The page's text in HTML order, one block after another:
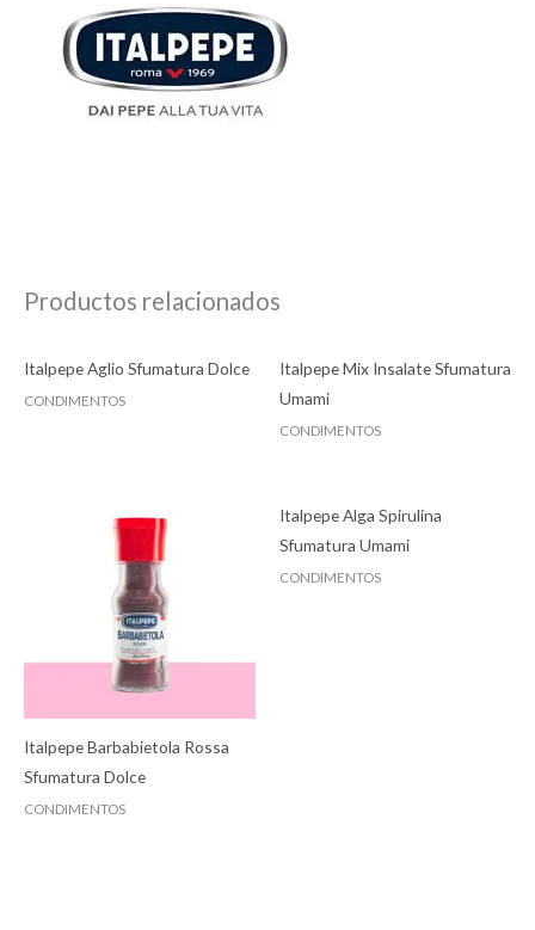
Productos relacionados
Italpepe Aglio Sfumatura Dolce
CONDIMENTOS
Italpepe Mix Insalate Sfumatura
Umami
CONDIMENTOS
Italpepe Barbabietola Rossa
Sfumatura Dolce
CONDIMENTOS
Italpepe Alga Spirulina
Sfumatura Umami
CONDIMENTOS